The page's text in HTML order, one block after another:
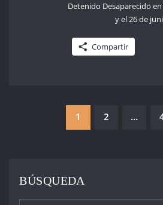
Detenido Desaparecido
y el 26 de
Compartir
PAGINACIÓN
ENTRADAS
1 2 …
BÚSQUEDA